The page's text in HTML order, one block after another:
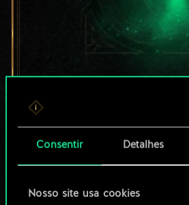
Consentir Detalhes
Nosso site usa cookies
Por
apenas um